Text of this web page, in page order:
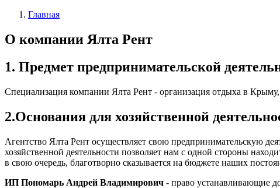
Главная
О компании Ялта Рент
1. Предмет предпринимательской
Специализация компании Ялта Рент - организация отдыха в
2.Основания для хозяйственной
Агентство Ялта Рент осуществляет свою предпринимательскую
хозяйственной деятельности позволяет нам с одной стороны
в свою очередь, благотворно сказывается на бюджете наших
ИП Пономарь Андрей Владимирович - право устанавливающие